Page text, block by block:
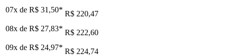
07x de R$ 31,50* R$ 220,47
08x de R$ 27,83* R$ 222,60
09x de R$ 24,97* R$ 224,74